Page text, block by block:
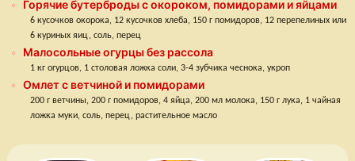
Горячие бутерброды с окороком, помидорами и яйцами
6 кусочков окорока, 12 кусочков хлеба, 150 г помидоров, 12 перепелиных или
6 куриных яиц, соль, перец
Малосольные огурцы без рассола
1 кг огурцов, 1 столовая ложка соли, 3-4 зубчика чеснока, укроп
Омлет с ветчиной и помидорами
200 г ветчины, 200 г помидоров, 4 яйца, 200 мл молока, 150 г лука, 1 чайная
ложка муки, соль, перец, растительное масло